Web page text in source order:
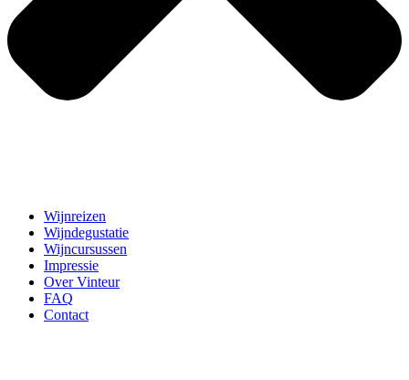
Wijnreizen
Wijndegustatie
Wijncursussen
Impressie
Over Vinteur
FAQ
Contact